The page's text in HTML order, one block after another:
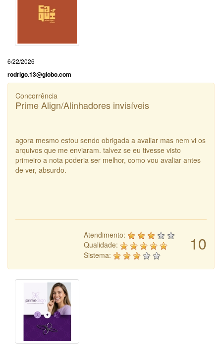
6/22/2026
rodrigo.13@globo.com
Concorrência
Prime Align/Alinhadores invisíveis
agora mesmo estou sendo obrigada a avaliar mas nem vi os
arquivos que me enviaram. talvez se eu tivesse visto
primeiro a nota poderia ser melhor, como vou avaliar antes
de ver, absurdo.
10
Atendimento:
Qualidade:
Sistema: